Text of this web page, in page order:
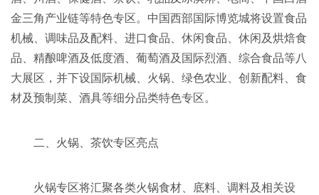
金三角产业链等特色专区。中国西部国际博览城将设置食品
机械、调味品及配料、进口食品、休闲食品、休闲及烘焙食
品、精酿啤酒及低度酒、葡萄酒及国际烈酒、综合食品等八
大展区，并下设国际机械、火锅、绿色农业、创新配料、食
材及预制菜、酒具等细分品类特色专区。
二、火锅、茶饮专区亮点
火锅专区将汇聚各类火锅食材、底料、调料及相关设